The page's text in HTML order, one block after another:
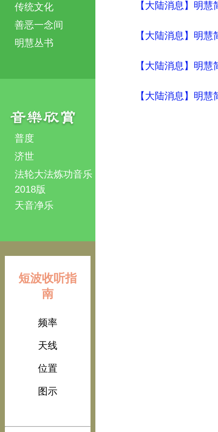
传统文化
善恶一念间
明慧丛书
普度
济世
法轮大法炼功音乐
2018版
天音净乐
短波收听指
南
频率
天线
位置
图示
【大陆消息】明
【大陆消息】明
【大陆消息】明
【大陆消息】明